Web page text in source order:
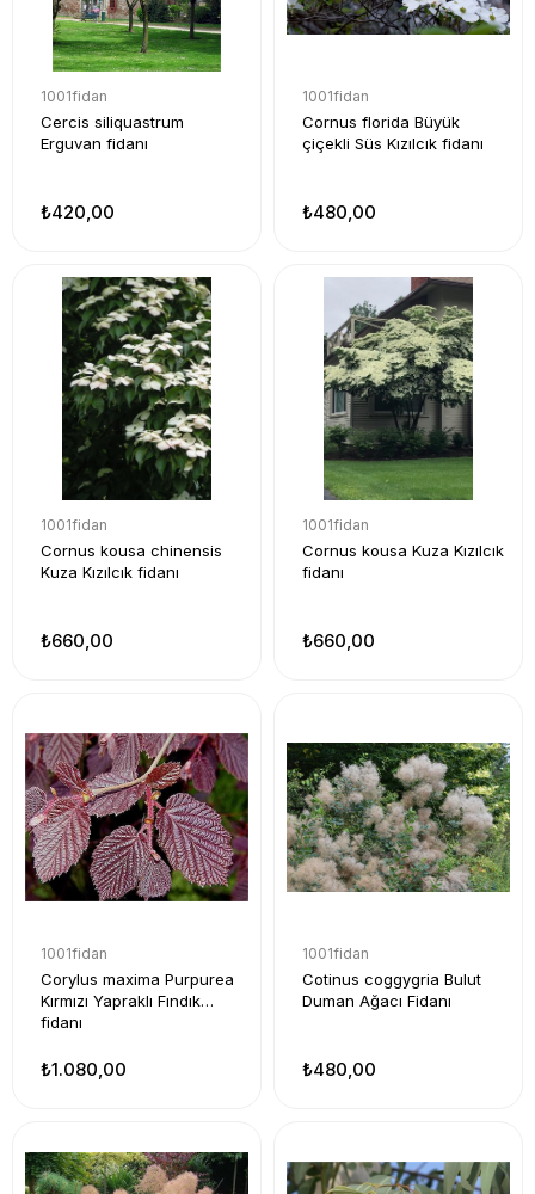
1001fidan
Cercis siliquastrum
Erguvan fidanı
₺420,00
1001fidan
Cornus florida Büyük
çiçekli Süs Kızılcık fidanı
₺480,00
1001fidan
Cornus kousa chinensis
Kuza Kızılcık fidanı
₺660,00
1001fidan
Cornus kousa Kuza Kızılcık
fidanı
₺660,00
1001fidan
Corylus maxima Purpurea
Kırmızı Yapraklı Fındık
fidanı
₺1.080,00
1001fidan
Cotinus coggygria Bulut
Duman Ağacı Fidanı
₺480,00